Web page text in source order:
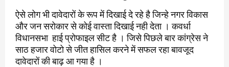
ऐसे लोग भी दावेदारों के रूप में दिखाई दे रहे है जिन्हे नगर विकास
और जन सरोकार से कोई वास्ता दिखाई नही देता । कवर्धा
विधानसभा हाई प्रोफाइल सीट है । जिसे पिछले बार कांग्रेस ने
साठ हजार वोटो से जीत हासिल करने में सफल रहा बावजूद
दावेदारों की बाढ़ आ गया है ।